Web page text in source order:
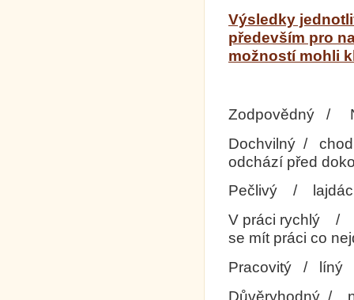
Výsledky
především pro
možností mohli
Zodpovědný /
Dochvilný /
odchází před
Pečlivý /
V práci rychlý
se mít práci co
Pracovitý / líný
Důvěryhodný /